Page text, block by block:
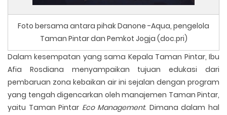
Foto bersama antara pihak Danone -Aqua, pengelola
Taman Pintar dan Pemkot Jogja (doc.pri)
Dalam kesempatan yang sama Kepala Taman Pintar, Ibu
Afia Rosdiana menyampaikan tujuan edukasi dari
pembaruan zona kebaikan air ini sejalan dengan program
yang tengah digencarkan oleh manajemen Taman Pintar,
yaitu Taman Pintar Eco Management. Dimana dalam hal